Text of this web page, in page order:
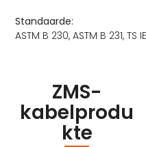
Standaarde:
ASTM B 230, ASTM B 231, TS
ZMS-
kabelprodu
kte